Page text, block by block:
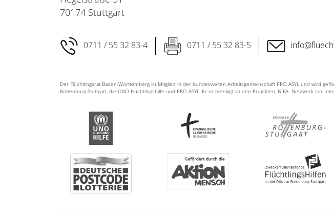
70174 Stuttgart
0711 / 55 32 83-4 0711 / 55 32 83-5
Der Flüchtlingsrat Baden-Württemberg ist Mitglied in der bundesweiten Arbeitsgemeinschaft PRO ASYL und wird
Rottenburg-Stuttgart, die UNO-Flüchtlingshilfe und PRO ASYL. Er ist beteiligt an den Projekten ‚NIFA- Netzwerk zur